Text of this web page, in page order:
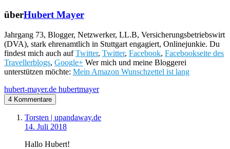
überHubert Mayer
Jahrgang 73, Blogger, Netzwerker, LL.B, Versicherungsbetriebswirt
(DVA), stark ehrenamtlich in Stuttgart engagiert, Onlinejunkie. Du
findest mich auch aufTwitter, Twitter, Facebook, Facebookseite des
Travellerblogs, Google+ Wer mich und meine Bloggerei
unterstützen möchte: Mein Amazon Wunschzettel ist lang
hubert-mayer.de hubertmayer
4 Kommentare
Torsten | upandaway.de
14. Juli 2018
Hallo Hubert!